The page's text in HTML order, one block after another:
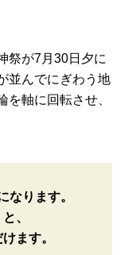
祭が7月30日夕に
並んでにぎわう地
を軸に回転させ、
なります。
、
ます。